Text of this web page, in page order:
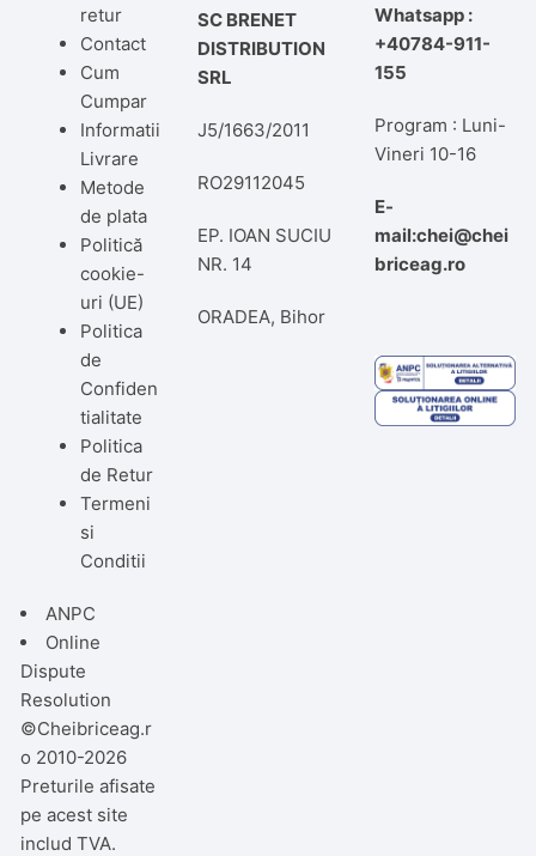
retur
Contact
Cum
Cumpar
Informatii
Livrare
Metode
de plata
Politică
cookie-
uri (UE)
Politica
de
Confiden
tialitate
Politica
de Retur
Termeni
si
Conditii
ANPC
Online
Dispute
Resolution
SC BRENET
DISTRIBUTION
SRL
J5/1663/2011
RO29112045
EP. IOAN SUCIU
NR. 14
ORADEA, Bihor
Whatsapp :
+40784-911-
155
Program : Luni-
Vineri 10-16
E-
mail:chei@chei
briceag.ro
©Cheibriceag.r
o 2010-2026
Preturile afisate
pe acest site
includ TVA.